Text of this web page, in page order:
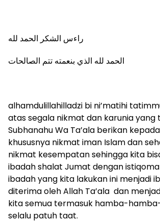
راءس الشكر الحمد لله
الحمد لله الذي بنعمته تتم الصالحات
alhamdulillahilladzi bi ni’matihi
atas segala nikmat dan karunia yang
Subhanahu Wa Ta’ala berikan
khususnya nikmat iman Islam dan
nikmat kesempatan sehingga kita
ibadah shalat Jumat dengan
ibadah yang kita lakukan ini menjadi
diterima oleh Allah Ta’ala dan
kita semua termasuk hamba-
selalu patuh taat.